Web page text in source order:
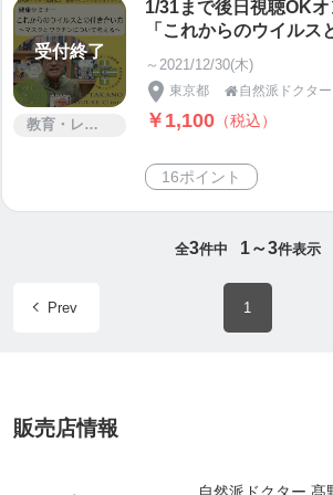
受付終了
教育・レッスン・講習
1/31まで後日視聴OK
「これからのウイルス
マスクとワクチンにつ
クリニック・高野弘之
～2021/12/30(木)
東京都 自然派ドクタ
￥1,100 （税込）
16ポイント
全3件中 1～3件表示
Prev 1
販売店情報